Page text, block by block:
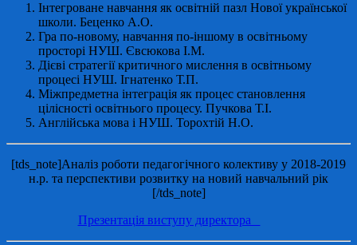
Інтегроване навчання як освітній пазл Нової української
школи. Беценко А.О.
Гра по-новому, навчання по-іншому в освітньому
просторі НУШ. Євсюкова І.М.
Дієві стратегії критичного мислення в освітньому
процесі НУШ. Ігнатенко Т.П.
Міжпредметна інтеграція як процес становлення
цілісності освітнього процесу. Пучкова Т.І.
Англійська мова і НУШ. Торохтій Н.О.
[tds_note]Аналіз роботи педагогічного колективу у 2018-2019
н.р. та перспективи розвитку на новий навчальний рік
[/tds_note]
Презентація виступу директора